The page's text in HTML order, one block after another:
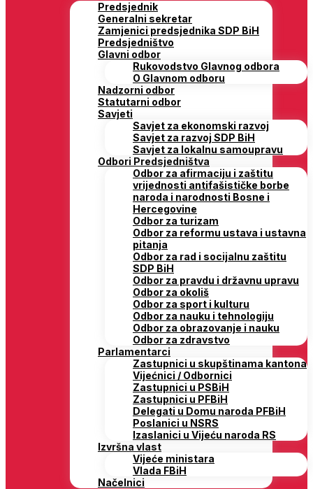
Predsjednik
Generalni sekretar
Zamjenici predsjednika SDP BiH
Predsjedništvo
Glavni odbor
Rukovodstvo Glavnog odbora
O Glavnom odboru
Nadzorni odbor
Statutarni odbor
Savjeti
Savjet za ekonomski razvoj
Savjet za razvoj SDP BiH
Savjet za lokalnu samoupravu
Odbori Predsjedništva
Odbor za afirmaciju i zaštitu
vrijednosti antifašističke borbe
naroda i narodnosti Bosne i
Hercegovine
Odbor za turizam
Odbor za reformu ustava i ustavna
pitanja
Odbor za rad i socijalnu zaštitu
SDP BiH
Odbor za pravdu i državnu upravu
Odbor za okoliš
Odbor za sport i kulturu
Odbor za nauku i tehnologiju
Odbor za obrazovanje i nauku
Odbor za zdravstvo
Parlamentarci
Zastupnici u skupštinama kantona
Vijećnici / Odbornici
Zastupnici u PSBiH
Zastupnici u PFBiH
Delegati u Domu naroda PFBiH
Poslanici u NSRS
Izaslanici u Vijeću naroda RS
Izvršna vlast
Vijeće ministara
Vlada FBiH
Načelnici